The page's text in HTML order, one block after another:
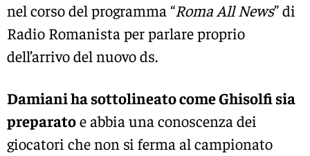
nel corso del programma “Roma All News” di
Radio Romanista per parlare proprio
dell’arrivo del nuovo ds.
Damiani ha sottolineato come Ghisolfi sia
preparatoe abbia una conoscenza dei
giocatori che non si ferma al campionato